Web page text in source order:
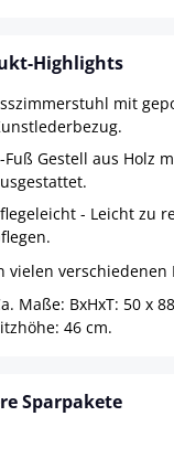
Highlights
mit
Fuß Gestell aus Holz
- Leicht zu
vielen
Maße: BxHxT: 50 x
46 cm.
Sparpakete